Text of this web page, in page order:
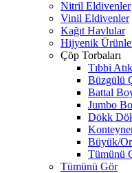
Nitril Eldivenler
Vinil Eldivenler
Kağıt Havlular
Hijyenik
Çöp Torbaları
Tıbbi
Büzgülü
Battal
Jumbo
Dökk
Büyük/
Tümünü
Tümünü Gör